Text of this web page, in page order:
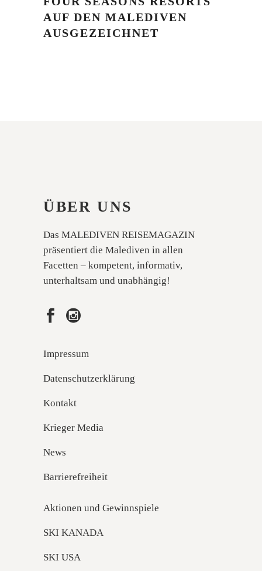
AUF DEN MALEDIVEN
AUSGEZEICHNET
ÜBER UNS
Das MALEDIVEN REISEMAGAZIN
präsentiert die Malediven in allen
Facetten – kompetent, informativ,
unterhaltsam und unabhängig!
Impressum
Datenschutzerklärung
Kontakt
Krieger Media
News
Barrierefreiheit
Aktionen und Gewinnspiele
SKI KANADA
SKI USA